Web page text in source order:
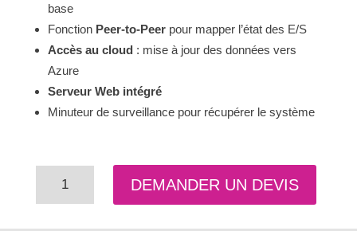
base
Fonction Peer-to-Peerpour mapper l’état des E/S
Accès au cloud : mise à jour des données vers
Azure
Serveur Web intégré
Minuteur de surveillance pour récupérer le système
DEMANDER UN DEVIS